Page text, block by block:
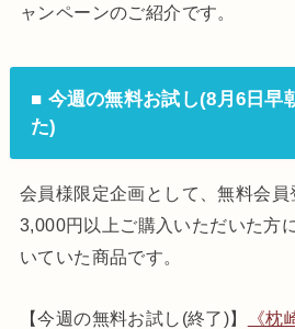
ャンペーンのご紹介です。
■ 今週の無料お試し(8月6日早
た)
会員様限定企画として、無料会
3,000円以上ご購入いただいた方
いていた商品です。
【今週の無料お試し(終了)】
《